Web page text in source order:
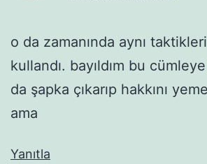
o da zamanında aynı
kullandı. bayıldım bu
da şapka çıkarıp hakkını
ama
Yanıtla